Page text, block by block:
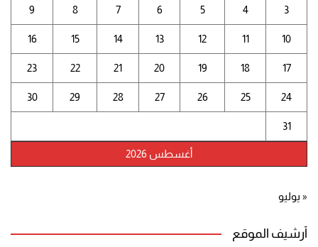
أغسطس 2026
3
4
5
6
7
8
9
10
11
12
13
14
15
16
17
18
19
20
21
22
23
24
25
26
27
28
29
30
31
« يوليو
أرشيف الموقع